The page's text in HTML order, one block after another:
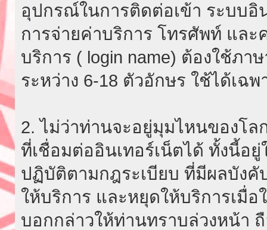
อุปกรณ์ในการติดต่อเข้า ระบบอิ
การจ่ายค่าบริการ โทรศัพท์ และ
บริการ ( login name) ต้องใช้ภ
ระหว่าง 6-18 ตัวอักษร ใช้ได้เฉ
2. ไม่ว่าท่านจะอยู่มุมไหนของโล
ที่เชื่อมต่ออินเทอร์เน็ตได้ ทั้งนี้อ
ปฏิบัติตามกฎระเบียบ ที่มีผลบังคั
ให้บริการ และหยุดให้บริการเมื่
บอกกล่าวให้ท่านทราบล่วงหน้า